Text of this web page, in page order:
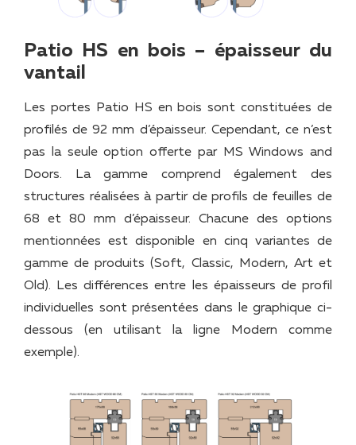
Patio HS en bois – épaisseur du
vantail
Les portes Patio HS en bois sont constituées de
profilés de 92 mm d’épaisseur. Cependant, ce n’est
pas la seule option offerte par MS Windows and
Doors. La gamme comprend également des
structures réalisées à partir de profils de feuilles de
68 et 80 mm d’épaisseur. Chacune des options
mentionnées est disponible en cinq variantes de
gamme de produits (Soft, Classic, Modern, Art et
Old). Les différences entre les épaisseurs de profil
individuelles sont présentées dans le graphique ci-
dessous (en utilisant la ligne Modern comme
exemple).